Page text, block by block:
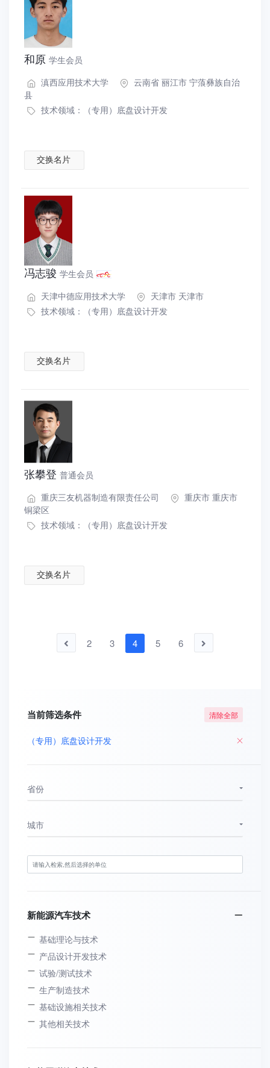
和原 学生会员
滇西应用技术大学
云南省 丽江市 宁蒗彝族自治
县
技术领域：
（专用）底盘设计开发
交换名片
冯志骏 学生会员
天津中德应用技术大学
天津市 天津市
技术领域：
（专用）底盘设计开发
交换名片
张攀登 普通会员
重庆三友机器制造有限责任公司
重庆市 重庆市
铜梁区
技术领域：
（专用）底盘设计开发
交换名片
2 3 4 5 6
当前筛选条件 清除全部
（专用）底盘设计开发
省份
城市
新能源汽车技术
基础理论与技术
产品设计开发技术
试验/测试技术
生产制造技术
基础设施相关技术
其他相关技术